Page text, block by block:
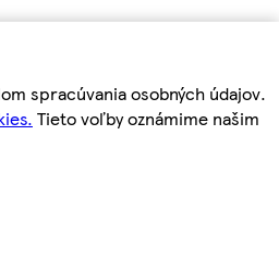
spracúvania osobných údajov.
Tieto voľby oznámime našim